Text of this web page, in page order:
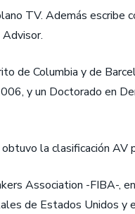
TV. Además escribe
de Columbia y de
y un Doctorado en
la clasificación
Association -FIBA-,
de Estados Unidos y